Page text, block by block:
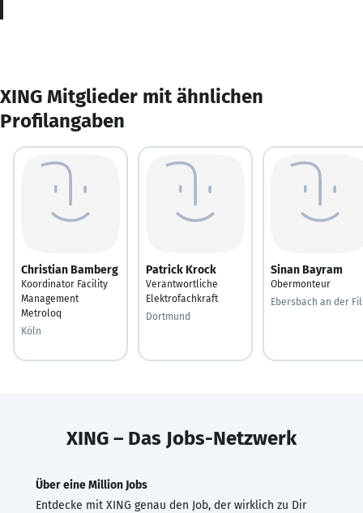
XING Mitglieder mit ähnlichen
Profilangaben
Christian Bamberg
Koordinator Facility
Management
Metroloq
Köln
Patrick Krock
Verantwortliche
Elektrofachkraft
Dortmund
Sinan Bayram
Obermonteur
Ebersbach an der
XING – Das Jobs-Netzwerk
Über eine Million Jobs
Entdecke mit XING genau den Job, der wirklich zu Dir